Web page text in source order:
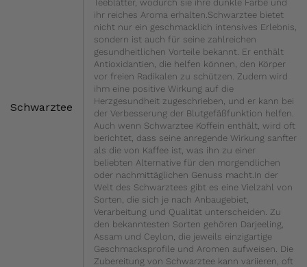
Schwarztee
Teeblätter, wodurch sie ihre dunkle Farbe und
ihr reiches Aroma erhalten.Schwarztee bietet
nicht nur ein geschmacklich intensives Erlebnis,
sondern ist auch für seine zahlreichen
gesundheitlichen Vorteile bekannt. Er enthält
Antioxidantien, die helfen können, den Körper
vor freien Radikalen zu schützen. Zudem wird
ihm eine positive Wirkung auf die
Herzgesundheit zugeschrieben, und er kann bei
der Verbesserung der Blutgefäßfunktion helfen.
Auch wenn Schwarztee Koffein enthält, wird oft
berichtet, dass seine anregende Wirkung sanfter
als die von Kaffee ist, was ihn zu einer
beliebten Alternative für den morgendlichen
oder nachmittäglichen Genuss macht.In der
Welt des Schwarztees gibt es eine Vielzahl von
Sorten, die sich je nach Anbaugebiet,
Verarbeitung und Qualität unterscheiden. Zu
den bekanntesten Sorten gehören Darjeeling,
Assam und Ceylon, die jeweils einzigartige
Geschmacksprofile und Aromen aufweisen. Die
Zubereitung von Schwarztee kann variieren, oft